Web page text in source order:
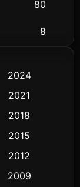
80
8
445
2024
2021
2018
2015
2012
2009